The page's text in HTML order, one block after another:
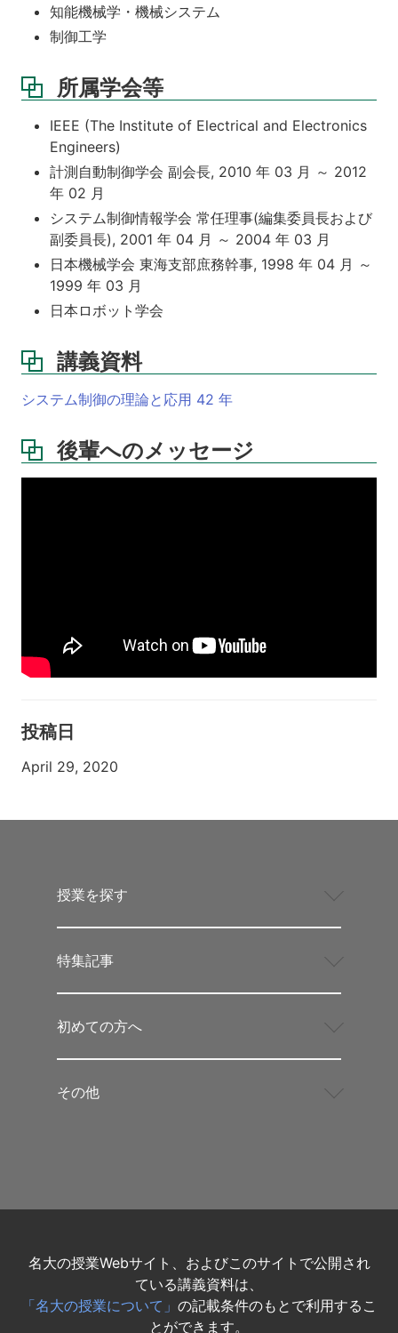
知能機械学・機械システム
制御工学
所属学会等
IEEE (The Institute of Electrical and Electronics
Engineers)
計測自動制御学会 副会長, 2010 年 03 月 ～ 2012
年 02 月
システム制御情報学会 常任理事(編集委員長および
副委員長), 2001 年 04 月 ～ 2004 年 03 月
日本機械学会 東海支部庶務幹事, 1998 年 04 月 ～
1999 年 03 月
日本ロボット学会
講義資料
システム制御の理論と応用 42 年
後輩へのメッセージ
投稿日
April 29, 2020
授業を探す
特集記事
初めての方へ
その他
名大の授業Webサイト、およびこのサイトで公開され
ている講義資料は、
「名大の授業について」 の記載条件のもとで利用するこ
とができます。